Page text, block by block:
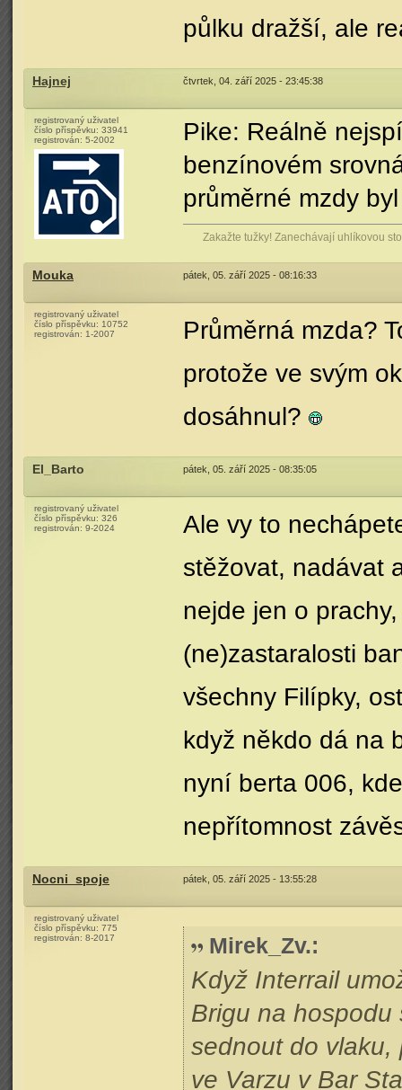
půlku dražší, ale
Hajnej čtvrtek, 04. září 2025 - 23:45:38
registrovaný uživatel
číslo příspěvku: 33941
registrován: 5-2002
Pike: Reálně
benzínovém
průměrné mzdy
Zakažte tužky! Zanechávají uhlíkovou
Mouka pátek, 05. září 2025 - 08:16:33
registrovaný uživatel
číslo příspěvku: 10752
registrován: 1-2007
Průměrná mzda?
protože ve svým
dosáhnul?
El_Barto pátek, 05. září 2025 - 08:35:05
registrovaný uživatel
číslo příspěvku: 326
registrován: 9-2024
Ale vy to
stěžovat, nadávat
nejde jen o
(ne)zastaralosti
všechny Filípky,
když někdo dá na
nyní berta 006,
nepřítomnost
Nocni_spoje pátek, 05. září 2025 - 13:55:28
registrovaný uživatel
číslo příspěvku: 775
registrován: 8-2017 Mirek_Zv.:
Když Interrail
Brigu na hospodu
sednout do vlaku,
ve Varzu v Bar